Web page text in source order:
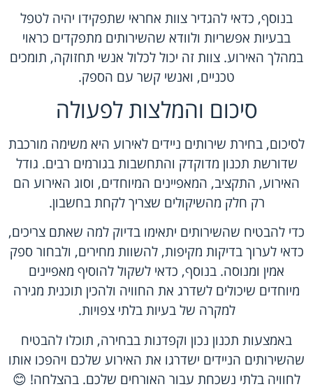
בנוסף, כדאי להגדיר צוות אחראי שתפקידו יהיה לטפל
בבעיות אפשריות ולוודא שהשירותים מתפקדים כראוי
במהלך האירוע. צוות זה יכול לכלול אנשי תחזוקה, תומכים
טכניים, ואנשי קשר עם הספק.
סיכום והמלצות לפעולה
לסיכום, בחירת שירותים ניידים לאירוע היא משימה מורכבת
שדורשת תכנון מדוקדק והתחשבות בגורמים רבים. גודל
האירוע, התקציב, המאפיינים המיוחדים, וסוג האירוע הם
רק חלק מהשיקולים שצריך לקחת בחשבון.
כדי להבטיח שהשירותים יתאימו בדיוק למה שאתם צריכים,
כדאי לערוך בדיקות מקיפות, להשוות מחירים, ולבחור ספק
אמין ומנוסה. בנוסף, כדאי לשקול להוסיף מאפיינים
מיוחדים שיכולים לשדרג את החוויה ולהכין תוכנית מגירה
למקרה של בעיות בלתי צפויות.
באמצעות תכנון נכון וקפדנות בבחירה, תוכלו להבטיח
שהשירותים הניידים ישדרגו את האירוע שלכם ויהפכו אותו
לחוויה בלתי נשכחת עבור האורחים שלכם. בהצלחה! 😊